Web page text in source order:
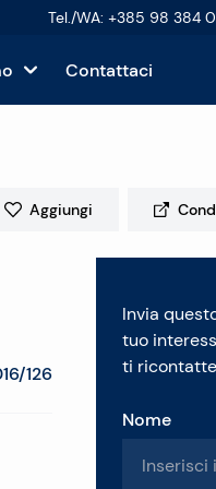
Tel./WA: +385 98 384
Contattaci
126
Aggiungi
Invia
tuo
ti
Nome